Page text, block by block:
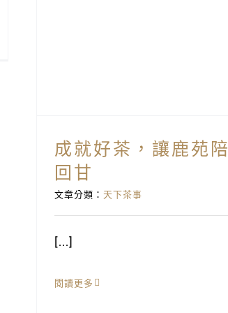
成就好茶，讓鹿苑
回甘
文章分類： 天下茶事
[...]
閱讀更多